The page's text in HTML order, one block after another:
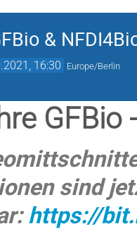
&
16:30 Europe/Berlin
GFBio
sind
https://